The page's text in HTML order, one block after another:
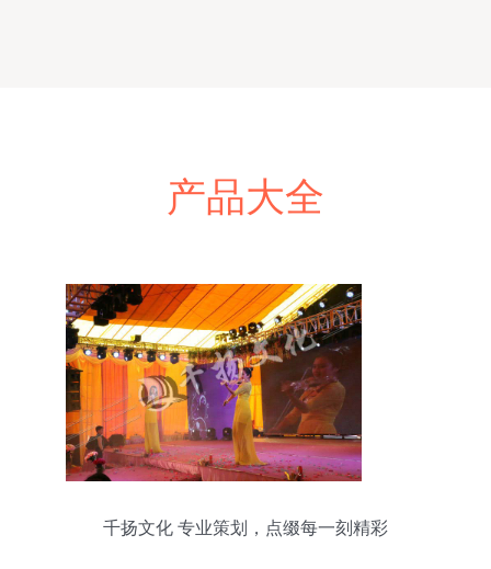
产品大全
千扬文化 专业策划，点缀每一刻精彩